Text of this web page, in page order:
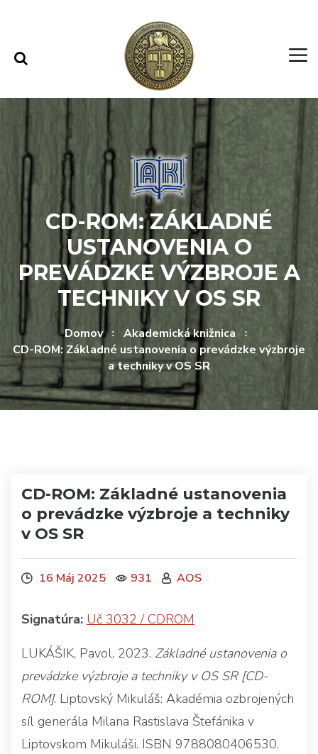
CD-ROM: ZÁKLADNÉ
USTANOVENIA O
PREVÁDZKE VÝZBROJE A
TECHNIKY V OS SR
Domov
Akademická knižnica
CD-ROM: Základné ustanovenia o prevádzke výzbroje
a techniky v OS SR
CD-ROM: Základné ustanovenia
o prevádzke výzbroje a techniky
v OS SR
16 Máj 2025 931 AOS
Signatúra: Uč 3032 / CDROM
LUKÁŠIK, Pavol, 2023. Základné ustanovenia o
prevádzke výzbroje a techniky v OS SR [CD-
ROM]. Liptovský Mikuláš: Akadémia ozbrojených
síl generála Milana Rastislava Štefánika v
Liptovskom Mikuláši. ISBN 9788080406530.